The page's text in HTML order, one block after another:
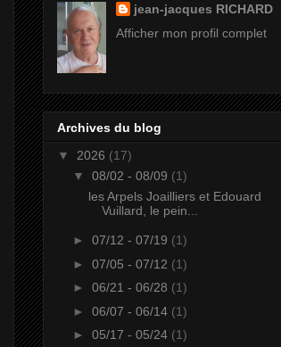
jean-jacques RICHARD
Afficher mon profil complet
Archives du blog
▼ 2026 (17)
▼ 08/02 - 08/09 (1)
les Arpels Joailliers et Edouard
Vuillard, le pein...
► 07/12 - 07/19 (1)
► 07/05 - 07/12 (1)
► 06/21 - 06/28 (1)
► 06/07 - 06/14 (1)
► 05/17 - 05/24 (1)